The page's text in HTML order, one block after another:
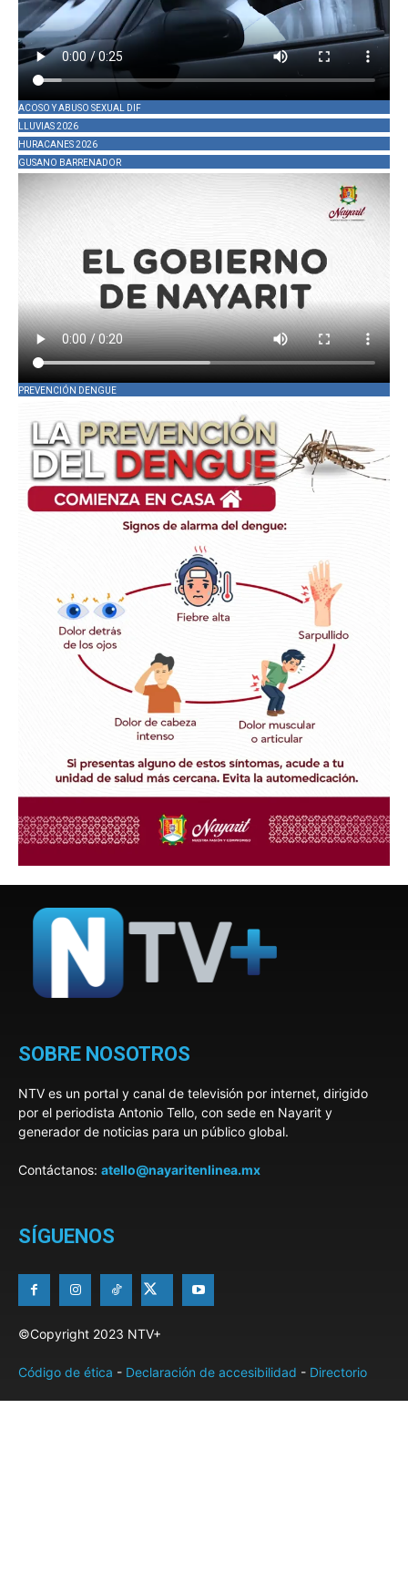
ACOSO Y ABUSO SEXUAL DIF
LLUVIAS 2026
HURACANES 2026
GUSANO BARRENADOR
PREVENCIÓN DENGUE
SOBRE NOSOTROS
NTV es un portal y canal de televisión por internet, dirigido
por el periodista Antonio Tello, con sede en Nayarit y
generador de noticias para un público global.
Contáctanos: atello@nayaritenlinea.mx
SÍGUENOS
©Copyright 2023 NTV+
Código de ética - Declaración de accesibilidad - Directorio